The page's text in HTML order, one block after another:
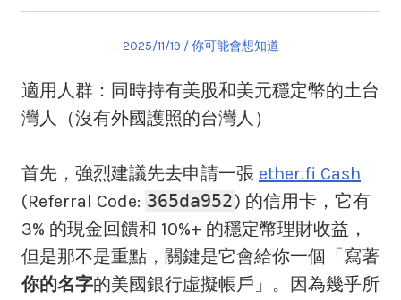
Posted
2025/11/19
Posted
你可能會想知道
適用人群：同時持有美股和美元穩定幣的土台
灣人（沒有外國護照的台灣人）
首先，強烈建議先去申請一張 ether.fi Cash
(Referral Code: 365da952) 的信用卡，它有
3% 的現金回饋和 10%+ 的穩定幣理財收益，
但是那不是重點，關鍵是它會給你一個「寫著
你的名字的美國銀行虛擬帳戶」。因為幾乎所